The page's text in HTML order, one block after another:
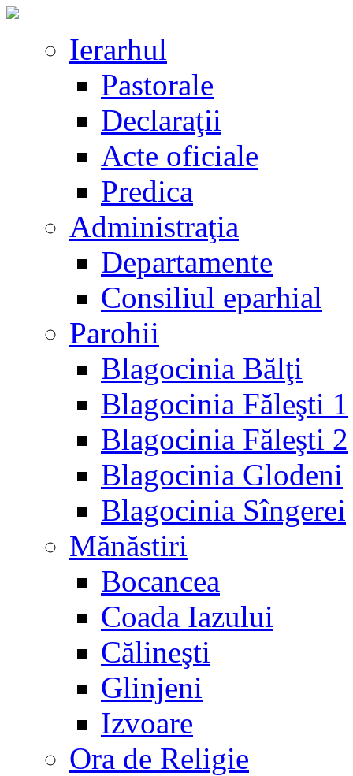
Ierarhul
Pastorale
Declaraţii
Acte oficiale
Predica
Administraţia
Departamente
Consiliul eparhial
Parohii
Blagocinia Bălţi
Blagocinia Făleşti 1
Blagocinia Făleşti 2
Blagocinia Glodeni
Blagocinia Sîngerei
Mănăstiri
Bocancea
Coada Iazului
Călineşti
Glinjeni
Izvoare
Ora de Religie